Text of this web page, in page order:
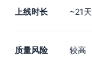
上线时长 ~21天
质量风险 较高